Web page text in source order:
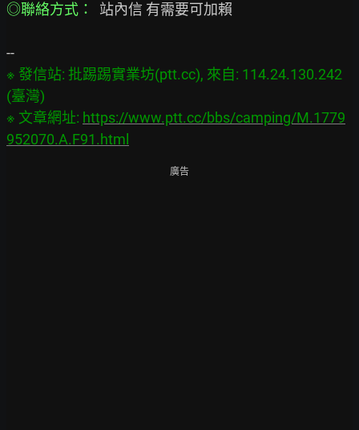
◎聯絡方式： 站內信 有需要可加賴
※ 發信站: 批踢踢實業坊(ptt.cc), 來自: 114.24.130.242
(臺灣)
※ 文章網址: https://www.ptt.cc/bbs/camping/M.1779
952070.A.F91.html
廣告